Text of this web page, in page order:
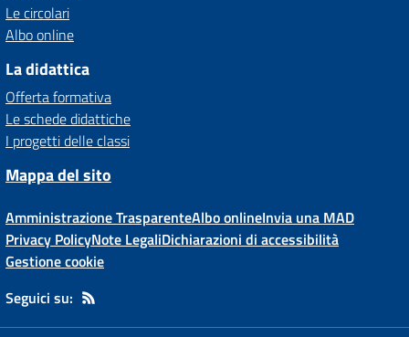
Le circolari
Albo online
La didattica
Offerta formativa
Le schede didattiche
I progetti delle classi
Mappa del sito
Amministrazione TrasparenteAlbo onlineInvia una MAD
Privacy PolicyNote LegaliDichiarazioni di accessibilità
Gestione cookie
Seguici su: